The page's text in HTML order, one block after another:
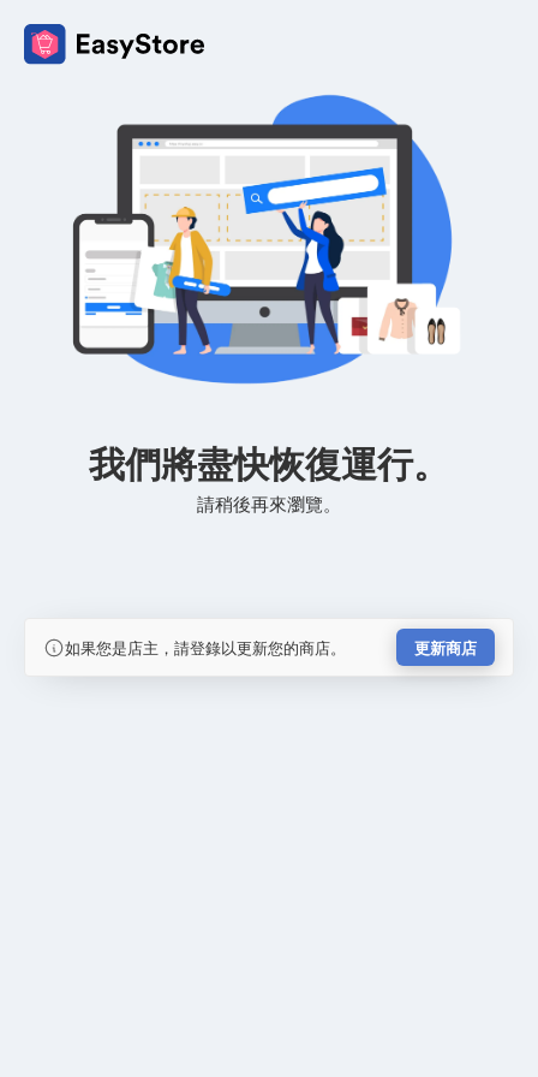
我們將盡快恢復運行。
請稍後再來瀏覽。
如果您是店主，請登錄以更新您的商店。 更新商店